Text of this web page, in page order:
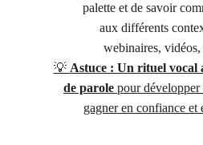
palette et de savoir
aux différents
webinaires,
💡 Astuce : Un rituel vocal
de parole pour
gagner en confiance et